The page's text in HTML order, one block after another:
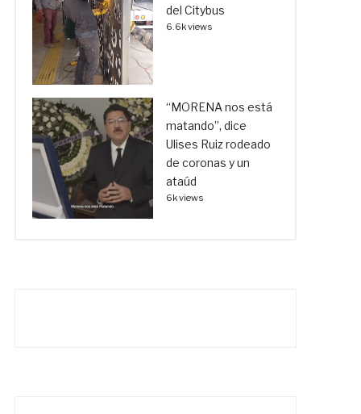
del Citybus
6.6k views
“MORENA nos está
matando”, dice
Ulises Ruiz rodeado
de coronas y un
ataúd
6k views